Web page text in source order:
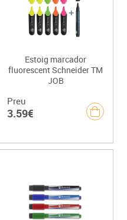
Estoig marcador
fluorescent Schneider TM
JOB
Preu
3.59€